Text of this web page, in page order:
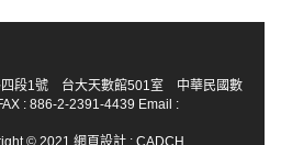
四段1號 台大天數館501室 中華民國數
: 886-2-2391-4439 Email :
© 2021 網頁設計 : CADCH